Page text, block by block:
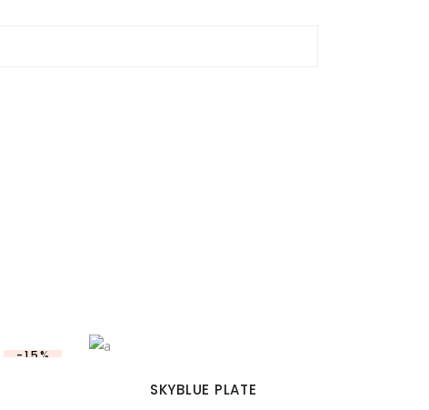
-15%
SKYBLUE PLATE